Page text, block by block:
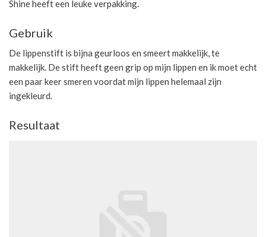
Shine heeft een leuke verpakking.
Gebruik
De lippenstift is bijna geurloos en smeert makkelijk, te
makkelijk. De stift heeft geen grip op mijn lippen en ik moet echt
een paar keer smeren voordat mijn lippen helemaal zijn
ingekleurd.
Resultaat